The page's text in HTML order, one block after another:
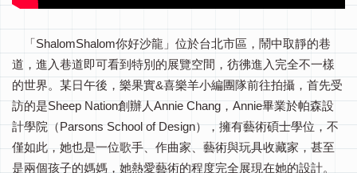
「ShalomShalom你好沙龍」位於台北市區，鬧中取靜的巷
道，進入巷道即可看到特別的展覽空間，彷彿進入完全不一樣
的世界。某日午後，樂果實&喜樂羊小編團隊前往拍攝，首先受
訪的是Sheep Nation創辦人Annie Chang，Annie畢業於帕森設
計學院（Parsons School of Design），擁有藝術碩士學位，不
僅如此，她也是一位歌手、作曲家、藝術與玩具收藏家，甚至
是兩個孩子的媽媽，她熱愛藝術的程度完全展現在她的設計。